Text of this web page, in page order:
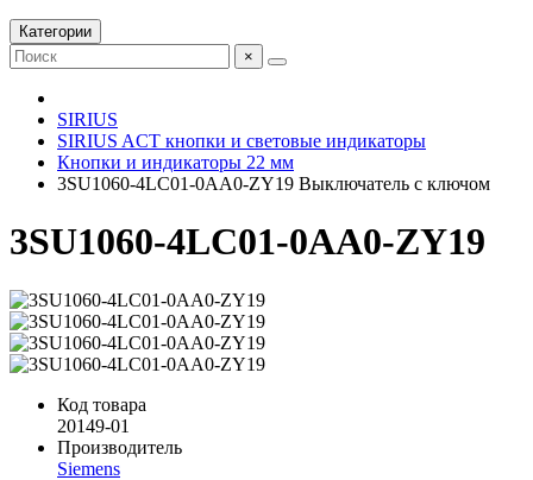
Категории
×
SIRIUS
SIRIUS ACT кнопки и световые индикаторы
Кнопки и индикаторы 22 мм
3SU1060-4LC01-0AA0-ZY19 Выключатель с ключом
3SU1060-4LC01-0AA0-ZY19
Код товара
20149-01
Производитель
Siemens